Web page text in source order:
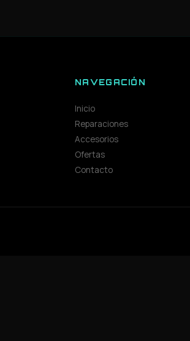
NAVEGACIÓN
Inicio
Reparaciones
Accesorios
Ofertas
Contacto